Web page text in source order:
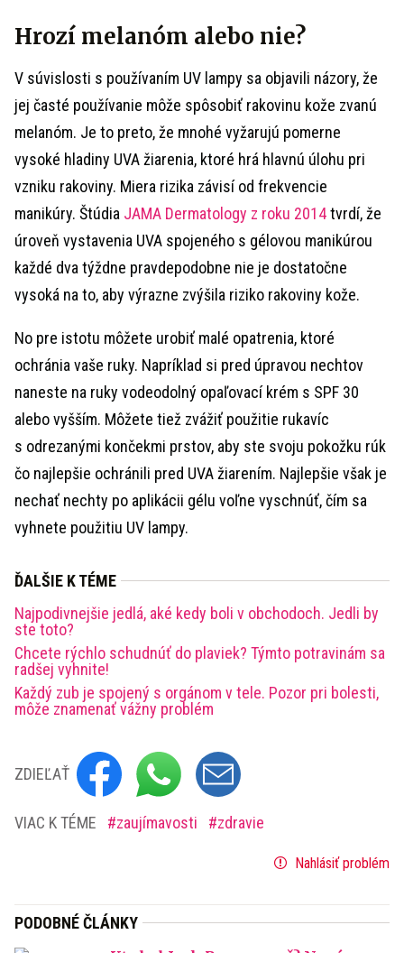
Hrozí melanóm alebo nie?
V súvislosti s používaním UV lampy sa objavili názory, že
jej časté používanie môže spôsobiť rakovinu kože zvanú
melanóm. Je to preto, že mnohé vyžarujú pomerne
vysoké hladiny UVA žiarenia, ktoré hrá hlavnú úlohu pri
vzniku rakoviny. Miera rizika závisí od frekvencie
manikúry. Štúdia JAMA Dermatology z roku 2014tvrdí, že
úroveň vystavenia UVA spojeného s gélovou manikúrou
každé dva týždne pravdepodobne nie je dostatočne
vysoká na to, aby výrazne zvýšila riziko rakoviny kože.
No pre istotu môžete urobiť malé opatrenia, ktoré
ochránia vaše ruky. Napríklad si pred úpravou nechtov
naneste na ruky vodeodolný opaľovací krém s SPF 30
alebo vyšším. Môžete tiež zvážiť použitie rukavíc
s odrezanými končekmi prstov, aby ste svoju pokožku rúk
čo najlepšie ochránili pred UVA žiarením. Najlepšie však je
nechať nechty po aplikácii gélu voľne vyschnúť, čím sa
vyhnete použitiu UV lampy.
ĎALŠIE K TÉME
Najpodivnejšie jedlá, aké kedy boli v obchodoch. Jedli by
ste toto?
Chcete rýchlo schudnúť do plaviek? Týmto potravinám sa
radšej vyhnite!
Každý zub je spojený s orgánom v tele. Pozor pri bolesti,
môže znamenať vážny problém
ZDIEĽAŤ
VIAC K TÉME zaujímavosti zdravie
Nahlásiť problém
PODOBNÉ ČLÁNKY